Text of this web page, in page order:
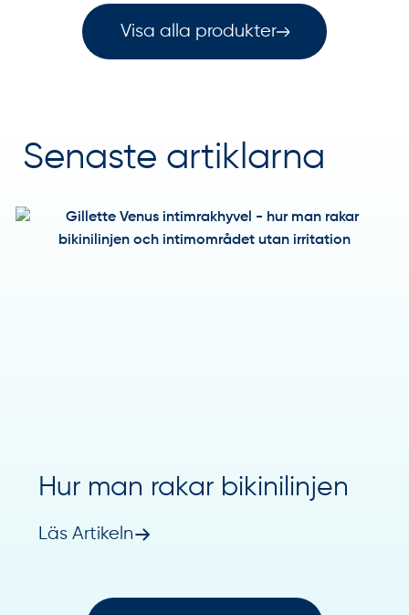
Visa alla produkter
Senaste artiklarna
Hur man rakar bikinilinjen
Läs Artikeln